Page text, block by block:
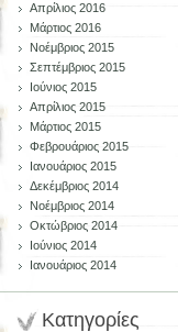
Απρίλιος 2016
Μάρτιος 2016
Νοέμβριος 2015
Σεπτέμβριος 2015
Ιούνιος 2015
Απρίλιος 2015
Μάρτιος 2015
Φεβρουάριος 2015
Ιανουάριος 2015
Δεκέμβριος 2014
Νοέμβριος 2014
Οκτώβριος 2014
Ιούνιος 2014
Ιανουάριος 2014
Kατηγορίες